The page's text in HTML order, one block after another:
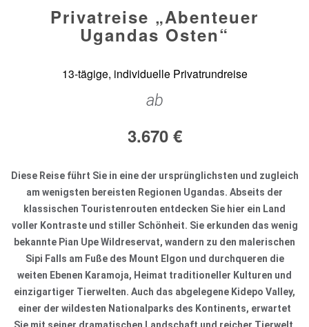
Privatreise „Abenteuer
Ugandas Osten“
13-tägige, individuelle Privatrundreise
ab
3.670 €
Diese Reise führt Sie in eine der ursprünglichsten und zugleich
am wenigsten bereisten Regionen Ugandas. Abseits der
klassischen Touristenrouten entdecken Sie hier ein Land
voller Kontraste und stiller Schönheit. Sie erkunden das wenig
bekannte Pian Upe Wildreservat, wandern zu den malerischen
Sipi Falls am Fuße des Mount Elgon und durchqueren die
weiten Ebenen Karamoja, Heimat traditioneller Kulturen und
einzigartiger Tierwelten. Auch das abgelegene Kidepo Valley,
einer der wildesten Nationalparks des Kontinents, erwartet